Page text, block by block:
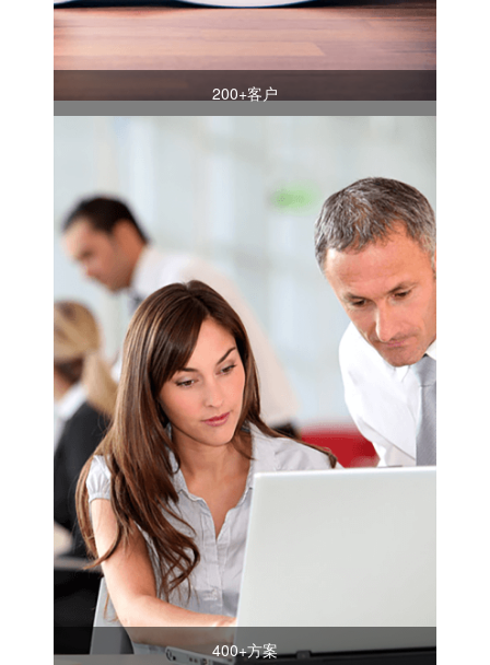
200+客户
400+方案